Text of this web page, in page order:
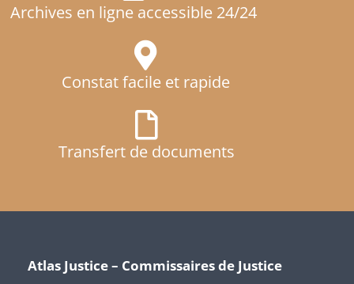
Archives en ligne accessible 24/24
Constat facile et rapide
Transfert de documents
Atlas Justice – Commissaires de Justice